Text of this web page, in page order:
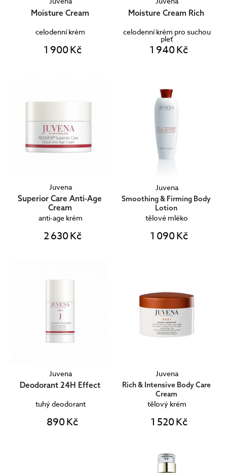
Moisture Cream
celodenní krém
1 900 Kč
Moisture Cream Rich
celodenní krém pro suchou
pleť
1 940 Kč
Juvena
Superior Care Anti-Age
Cream
anti-age krém
2 630 Kč
Juvena
Smoothing & Firming Body
Lotion
tělové mléko
1 090 Kč
Juvena
Deodorant 24H Effect
tuhý deodorant
890 Kč
Juvena
Rich & Intensive Body Care
Cream
tělový krém
1 520 Kč